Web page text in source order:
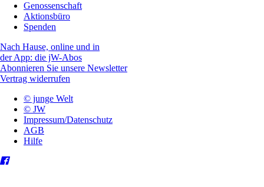
Genossenschaft
Aktionsbüro
Spenden
Nach Hause, online und in
der App: die jW-Abos
Abonnieren Sie unsere Newsletter
Vertrag widerrufen
© junge Welt
© JW
Impressum/Datenschutz
AGB
Hilfe